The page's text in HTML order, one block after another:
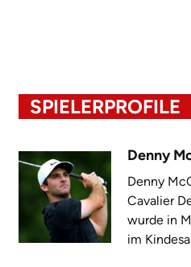
SPIELERPROFILE
Denny
Denny
Cavalier
wurde in
im